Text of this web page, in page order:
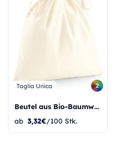
Taglia Unica 2
Beutel aus Bio-Baumwolle mit Kordelzug
ab 3,32€/100 Stk.